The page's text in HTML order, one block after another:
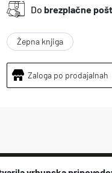
i
l
i
Dobrezplačne
Žepna knjiga
Zaloga po prodajalnah